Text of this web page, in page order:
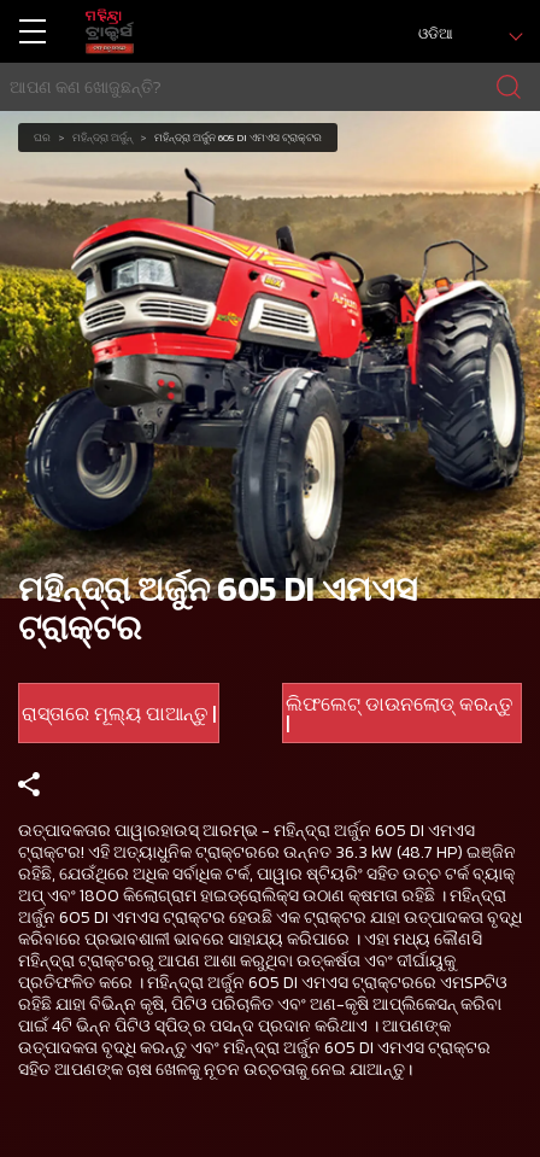
ଓଡିଆ
ଘର ମହିନ୍ଦ୍ରା ଅର୍ଜୁନ୍ ମହିନ୍ଦ୍ରା ଅର୍ଜୁନ 605 DI ଏମଏସ ଟ୍ରାକ୍ଟର
ମହିନ୍ଦ୍ରା ଅର୍ଜୁନ 605 DI ଏମଏସ
ଟ୍ରାକ୍ଟର
ରାସ୍ତାରେ ମୂଲ୍ୟ ପାଆନ୍ତୁ | ଲିଫଲେଟ୍ ଡାଉନଲୋଡ୍ କରନ୍ତୁ
|
ଉତ୍ପାଦକତାର ପାୱାରହାଉସ୍ ଆରମ୍ଭ - ମହିନ୍ଦ୍ରା ଅର୍ଜୁନ 605 DI ଏମଏସ
ଟ୍ରାକ୍ଟର! ଏହି ଅତ୍ୟାଧୁନିକ ଟ୍ରାକ୍ଟରରେ ଉନ୍ନତ 36.3 kW (48.7 HP) ଇଞ୍ଜିନ
ରହିଛି, ଯେଉଁଥିରେ ଅଧିକ ସର୍ବାଧିକ ଟର୍କ, ପାୱାର ଷ୍ଟିୟରିଂ ସହିତ ଉଚ୍ଚ ଟର୍କ ବ୍ୟାକ୍
ଅପ୍ ଏବଂ 1800 କିଲୋଗ୍ରାମ ହାଇଡ୍ରୋଲିକ୍ସ ଉଠାଣ କ୍ଷମତା ରହିଛି । ମହିନ୍ଦ୍ରା
ଅର୍ଜୁନ 605 DI ଏମଏସ ଟ୍ରାକ୍ଟର ହେଉଛି ଏକ ଟ୍ରାକ୍ଟର ଯାହା ଉତ୍ପାଦକତା ବୃଦ୍ଧି
କରିବାରେ ପ୍ରଭାବଶାଳୀ ଭାବରେ ସାହାଯ୍ୟ କରିପାରେ । ଏହା ମଧ୍ୟ କୌଣସି
ମହିନ୍ଦ୍ରା ଟ୍ରାକ୍ଟରରୁ ଆପଣ ଆଶା କରୁଥିବା ଉତ୍କର୍ଷତା ଏବଂ ଦୀର୍ଘାୟୁକୁ
ପ୍ରତିଫଳିତ କରେ । ମହିନ୍ଦ୍ରା ଅର୍ଜୁନ 605 DI ଏମଏସ ଟ୍ରାକ୍ଟରରେ ଏମSPଟିଓ
ରହିଛି ଯାହା ବିଭିନ୍ନ କୃଷି, ପିଟିଓ ପରିଚାଳିତ ଏବଂ ଅଣ-କୃଷି ଆପ୍ଲିକେସନ୍ କରିବା
ପାଇଁ 4ଟି ଭିନ୍ନ ପିଟିଓ ସ୍ପିଡ୍ ର ପସନ୍ଦ ପ୍ରଦାନ କରିଥାଏ । ଆପଣଙ୍କ
ଉତ୍ପାଦକତା ବୃଦ୍ଧି କରନ୍ତୁ ଏବଂ ମହିନ୍ଦ୍ରା ଅର୍ଜୁନ 605 DI ଏମଏସ ଟ୍ରାକ୍ଟର
ସହିତ ଆପଣଙ୍କ ଚାଷ ଖେଳକୁ ନୂତନ ଉଚ୍ଚତାକୁ ନେଇ ଯାଆନ୍ତୁ।